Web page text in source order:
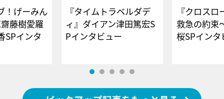
！げーみん
藤樹愛羅
SPインタ
『タイムトラベルダデ
ィ』ダイアン津田篤宏S
Pインタビュー
『クロス
救急の約束
桜SPイ